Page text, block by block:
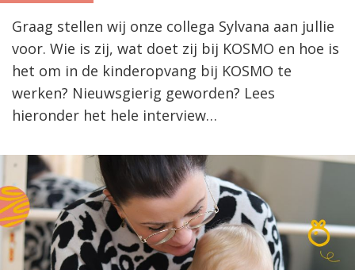
Graag stellen wij onze collega Sylvana aan jullie
voor. Wie is zij, wat doet zij bij KOSMO en hoe is
het om in de kinderopvang bij KOSMO te
werken? Nieuwsgierig geworden? Lees
hieronder het hele interview…